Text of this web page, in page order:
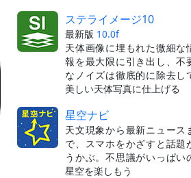
ステライメージ10
最新版 10.0f
天体画像に埋もれた微細な
報を最大限に引き出し、不
なノイズは徹底的に除去し
美しい天体写真に仕上げる
星空ナビ
天文現象から最新ニュース
で、スマホをかざすと話題
うかぶ。不思議がいっぱい
星空を楽しもう